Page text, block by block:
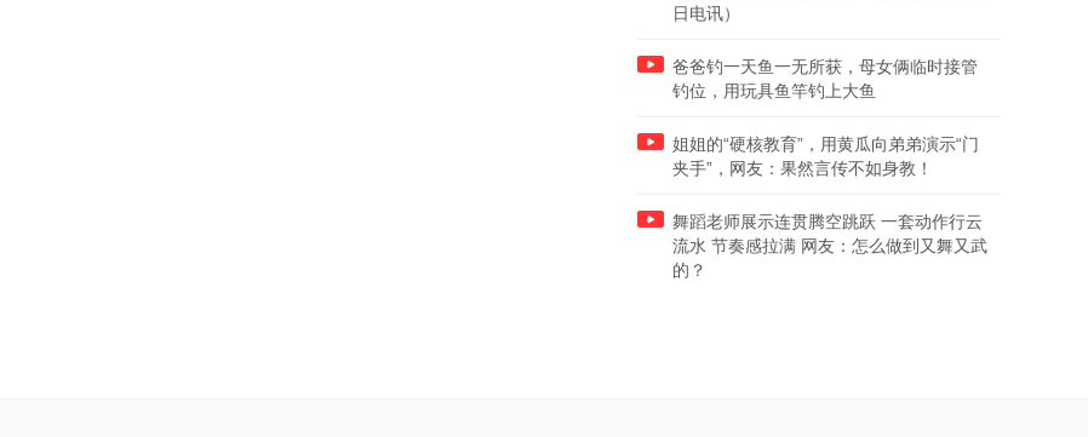
日电讯）
爸爸钓一天鱼一无所获，母女俩临时接管
钓位，用玩具鱼竿钓上大鱼
姐姐的“硬核教育”，用黄瓜向弟弟演示“门
夹手”，网友：果然言传不如身教！
舞蹈老师展示连贯腾空跳跃 一套动作行云
流水 节奏感拉满 网友：怎么做到又舞又武
的？